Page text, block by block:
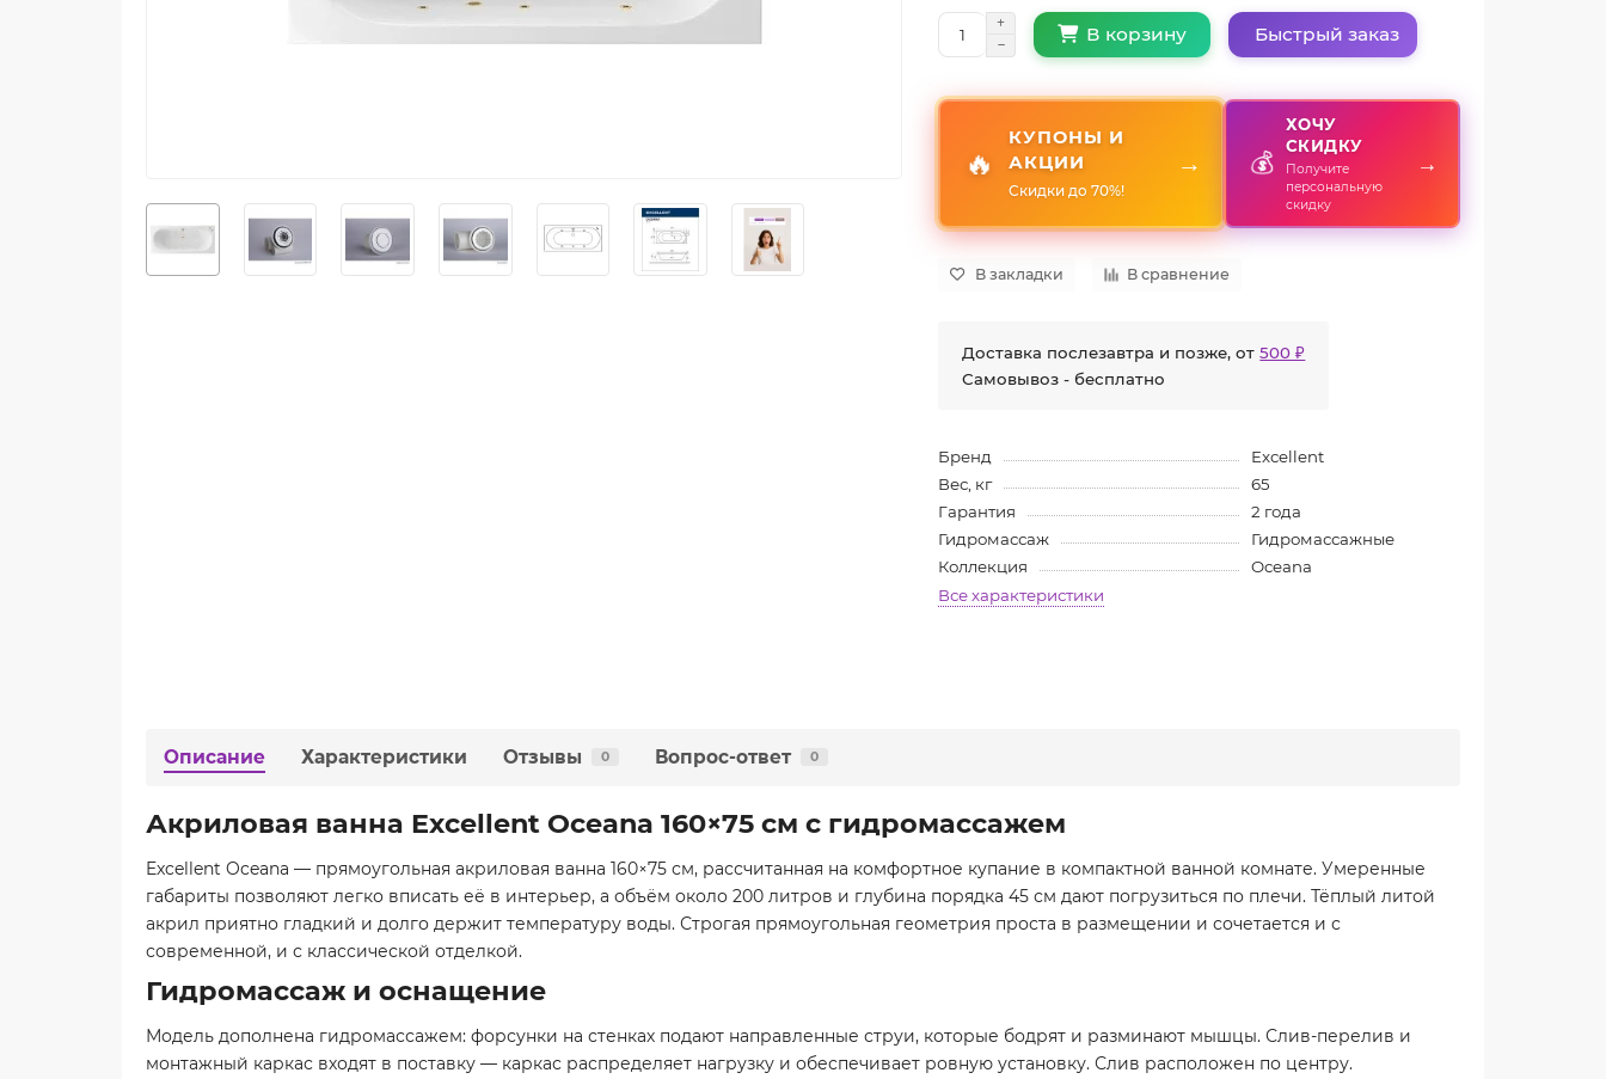
В корзину Быстрый заказ
🔥
КУПОНЫ И
АКЦИИ
Скидки до 70%!
→ 💰
ХОЧУ
СКИДКУ
Получите
персональную
скидку
→
В закладки В сравнение
Доставка послезавтра и позже, от500 ₽
Самовывоз - бесплатно
Бренд
Excellent
Вес, кг
65
Гарантия
2 года
Гидромассаж
Гидромассажные
Коллекция
Oceana
Все характеристики
Описание Характеристики Отзывы 0 Вопрос-ответ 0
Акриловая ванна Excellent Oceana 160×75 см с гидромассажем
Excellent Oceana — прямоугольная акриловая ванна 160×75 см, рассчитанная на комфортное купание в компактной ванной комнате. Умеренные
габариты позволяют легко вписать её в интерьер, а объём около 200 литров и глубина порядка 45 см дают погрузиться по плечи. Тёплый литой
акрил приятно гладкий и долго держит температуру воды. Строгая прямоугольная геометрия проста в размещении и сочетается и с
современной, и с классической отделкой.
Гидромассаж и оснащение
Модель дополнена гидромассажем: форсунки на стенках подают направленные струи, которые бодрят и разминают мышцы. Слив-перелив и
монтажный каркас входят в поставку — каркас распределяет нагрузку и обеспечивает ровную установку. Слив расположен по центру.